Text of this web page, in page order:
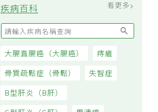
疾病百科 看更多
大腸直腸癌（大腸癌）
痔瘡
骨質疏鬆症（骨鬆）
失智症
B型肝炎（B肝）